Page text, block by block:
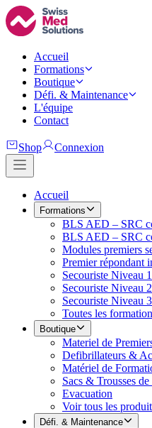
Accueil
Formations
Boutique
Défi. & Maintenance
L'équipe
Contact
Shop Connexion
Accueil
Formations
BLS AED – SRC
BLS AED – SRC
Modules premiers
Premier répondant
Secouriste Niveau
Secouriste Niveau
Secouriste Niveau
Toutes les
Boutique
Materiel de
Defibrillateurs &
Matériel de
Sacs & Trousses
Evacuation
Voir tous les
Défi. & Maintenance